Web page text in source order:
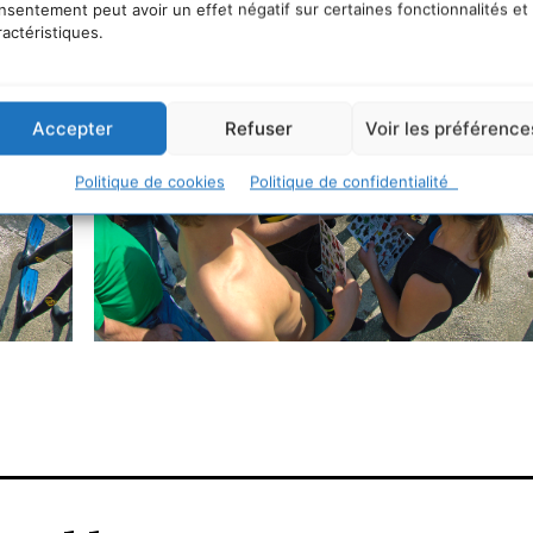
peut avoir un effet négatif sur certaines fonctionnalités et
Accepter Refuser Voir les
Politique de cookies Politique de confidentialité